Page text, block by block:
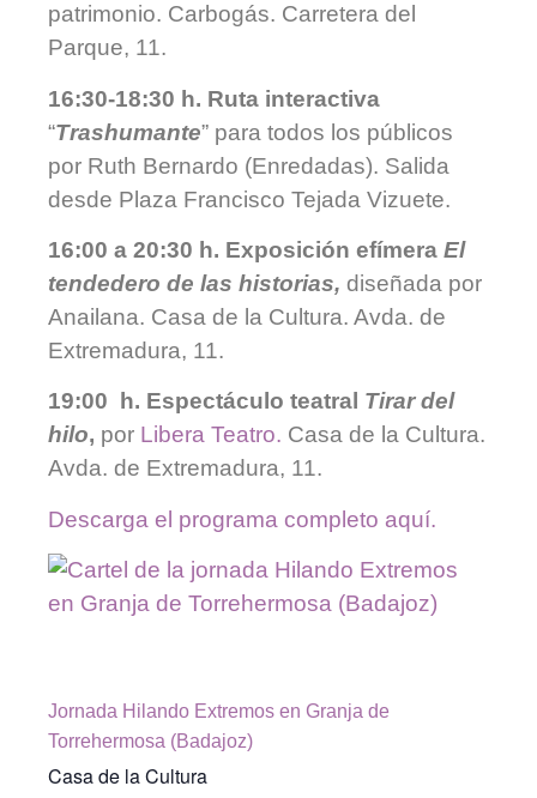
patrimonio. Carbogás. Carretera del
Parque, 11.
16:30-18:30 h. Ruta interactiva
“Trashumante” para todos los públicos
por Ruth Bernardo (Enredadas). Salida
desde Plaza Francisco Tejada Vizuete.
16:00 a 20:30 h. Exposición efímera El
tendedero de las historias, diseñada por
Anailana. Casa de la Cultura. Avda. de
Extremadura, 11.
19:00 h. Espectáculo teatral Tirar del
hilo, por Libera Teatro. Casa de la Cultura.
Avda. de Extremadura, 11.
Descarga el programa completo aquí.
Jornada Hilando Extremos en Granja de
Torrehermosa (Badajoz)
Casa de la Cultura